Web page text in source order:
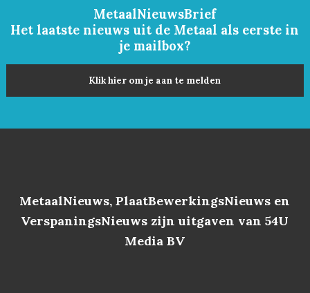
MetaalNieuwsBrief
Het laatste nieuws uit de Metaal als eerste in
je mailbox?
Klik hier om je aan te melden
MetaalNieuws, PlaatBewerkingsNieuws en
VerspaningsNieuws zijn uitgaven van 54U
Media BV